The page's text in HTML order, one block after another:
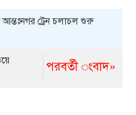
আন্তঃনগর ট্রেন চলাচল শুরু
পরবর্তী ংবাদ»